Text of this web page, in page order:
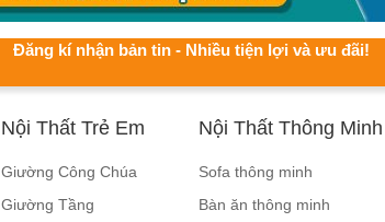
Đăng kí nhận bản tin - Nhiều tiện lợi và ưu đãi!
Nội Thất Trẻ Em
Giường Công Chúa
Giường Tầng
Nội Thất Thông Minh
Sofa thông minh
Bàn ăn thông minh